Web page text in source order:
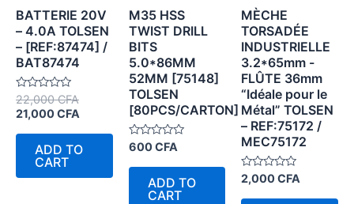
BATTERIE 20V
– 4.0A TOLSEN
– [REF:87474] /
BAT87474
Rated
0
out
5
22,000CFA
21,000CFA
ADD TO
CART
M35 HSS
TWIST DRILL
BITS
5.0*86MM
52MM [75148]
TOLSEN
[80PCS/CARTON]
Rated
out
600CFA
ADD TO
CART
MÈCHE
TORSADÉE
INDUSTRIELLE
3.2*65mm -
FLÛTE 36mm
“Idéale pour le
Métal” TOLSEN
– REF:75172 /
MEC75172
Rated
out
2,000CFA